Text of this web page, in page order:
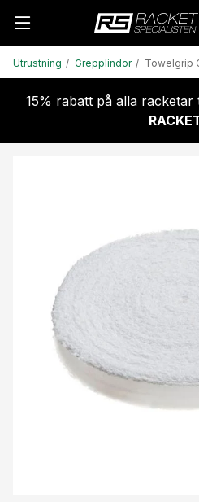
Utrustning Grepplindor Towelgrip
15% rabatt på alla